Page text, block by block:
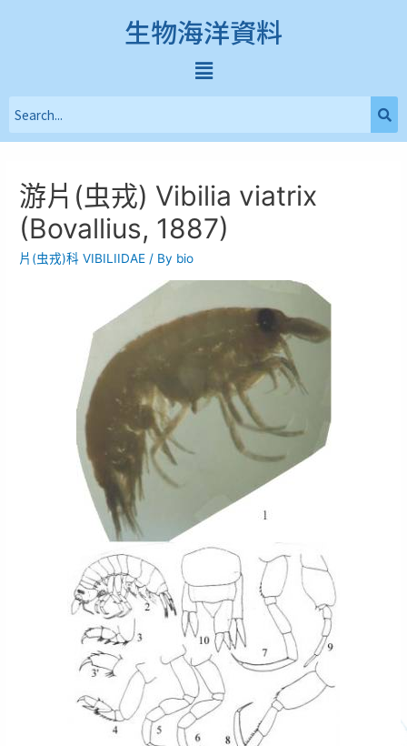
生物海洋資料
游片(虫戎) Vibilia viatrix
(Bovallius, 1887)
片(虫戎)科 VIBILIIDAE / By bio